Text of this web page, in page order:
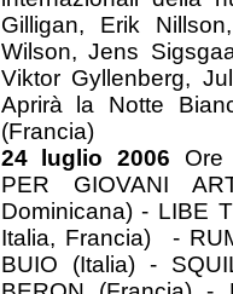
Gilligan, Erik
Wilson, Jens
Viktor Gyllenberg,
Aprirà la Notte
(Francia)
24 luglio 2006 Ore
PER GIOVANI
Dominicana) - LIBE
Italia, Francia) -
BUIO (Italia) -